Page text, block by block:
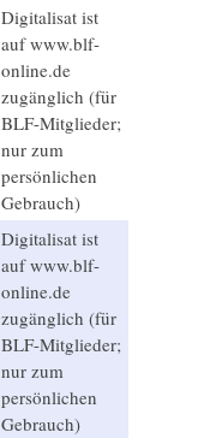
Digitalisat ist
auf www.blf-
online.de
zugänglich (für
BLF-Mitglieder;
nur zum
persönlichen
Gebrauch)
Digitalisat ist
auf www.blf-
online.de
zugänglich (für
BLF-Mitglieder;
nur zum
persönlichen
Gebrauch)